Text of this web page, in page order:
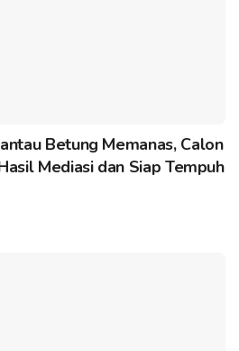
Betung Memanas, Calon
Mediasi dan Siap Tempuh